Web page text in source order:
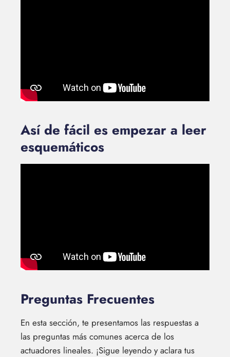
Así de fácil es empezar a leer
esquemáticos
Preguntas Frecuentes
En esta sección, te presentamos las respuestas a
las preguntas más comunes acerca de los
actuadores lineales. ¡Sigue leyendo y aclara tus